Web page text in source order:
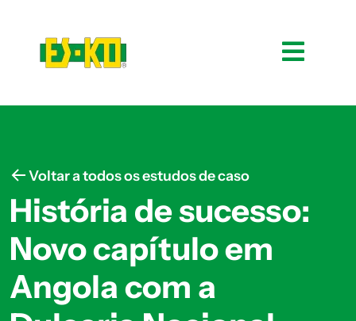
Voltar a todos os estudos de caso
História de sucesso:
Novo capítulo em
Angola com a